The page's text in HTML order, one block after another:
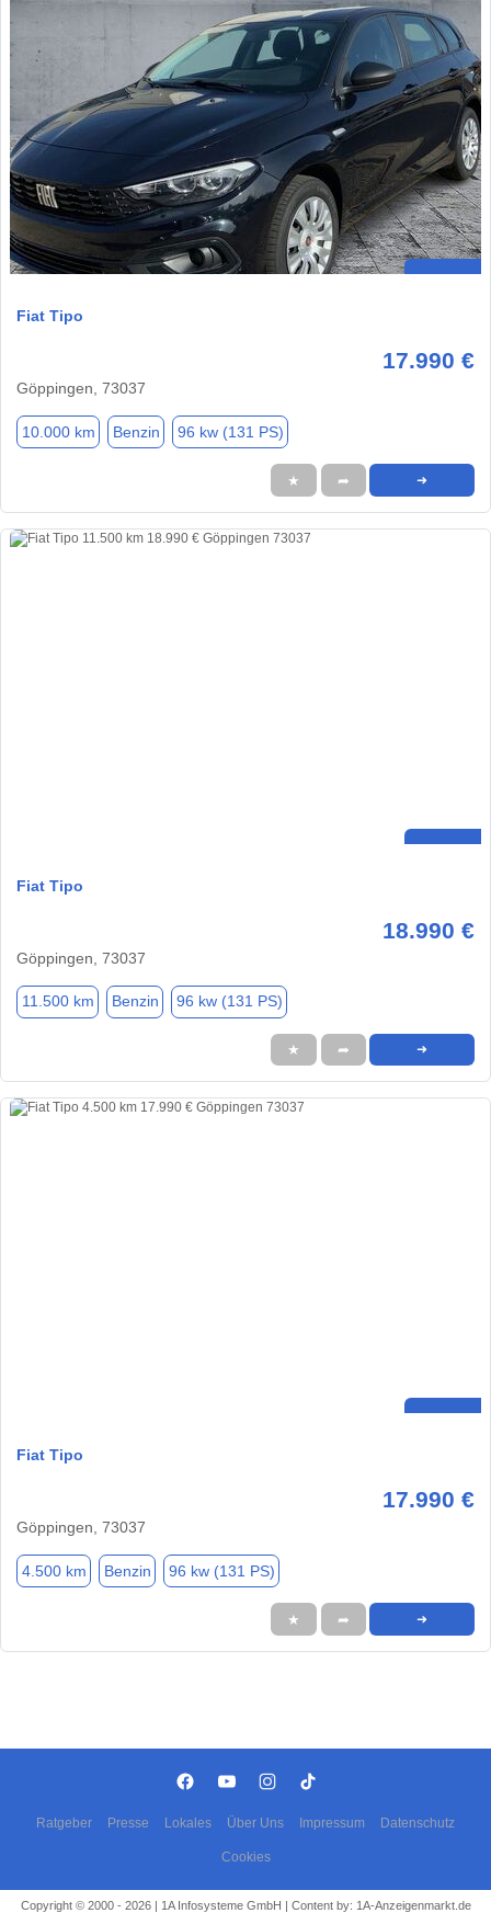
Fiat Tipo
17.990 €
Göppingen, 73037
10.000 km Benzin 96 kw (131 PS)
★ ➦ ➜
Fiat Tipo
18.990 €
Göppingen, 73037
11.500 km Benzin 96 kw (131 PS)
★ ➦ ➜
Fiat Tipo
17.990 €
Göppingen, 73037
4.500 km Benzin 96 kw (131 PS)
★ ➦ ➜
Ratgeber Presse Lokales Über Uns Impressum Datenschutz
Cookies
Copyright © 2000 - 2026 | 1A Infosysteme GmbH | Content by: 1A-Anzeigenmarkt.de